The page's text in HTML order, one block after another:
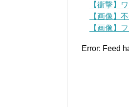
【衝撃】
【画像】
【画像】
Error: Feed